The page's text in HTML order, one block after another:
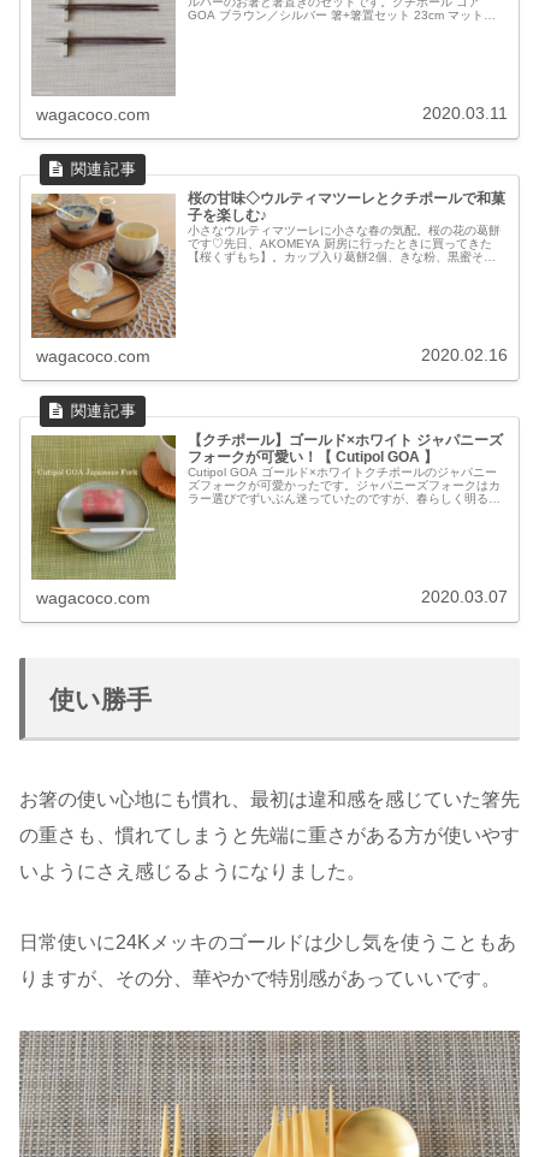
GOA ブラウン／シルバー 箸+箸置セット 23cm マット仕
wagacoco.com 2020.03.11
桜の甘味◇ウルティマツーレとクチポールで和菓
子を楽しむ♪
小さなウルティマツーレに小さな春の気配。桜の花の葛餅
です♡先日、AKOMEYA 厨房に行ったときに買ってきた
【桜くずもち】。カップ入り葛餅2個、きな粉、黒蜜それ
wagacoco.com 2020.02.16
【クチポール】ゴールド×ホワイト ジャパニーズ
フォークが可愛い！【 Cutipol GOA 】
Cutipol GOA ゴールド×ホワイトクチポールのジャパニー
ズフォークが可愛かったです。ジャパニーズフォークはカ
ラー選びでずいぶん迷っていたのですが、春らしく明るい
wagacoco.com 2020.03.07
使い勝手
お箸の使い心地にも慣れ、最初は違和感を感じていた箸先
の重さも、慣れてしまうと先端に重さがある方が使いやす
いようにさえ感じるようになりました。
日常使いに24Kメッキのゴールドは少し気を使うこともあ
りますが、その分、華やかで特別感があっていいです。